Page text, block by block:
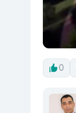
0